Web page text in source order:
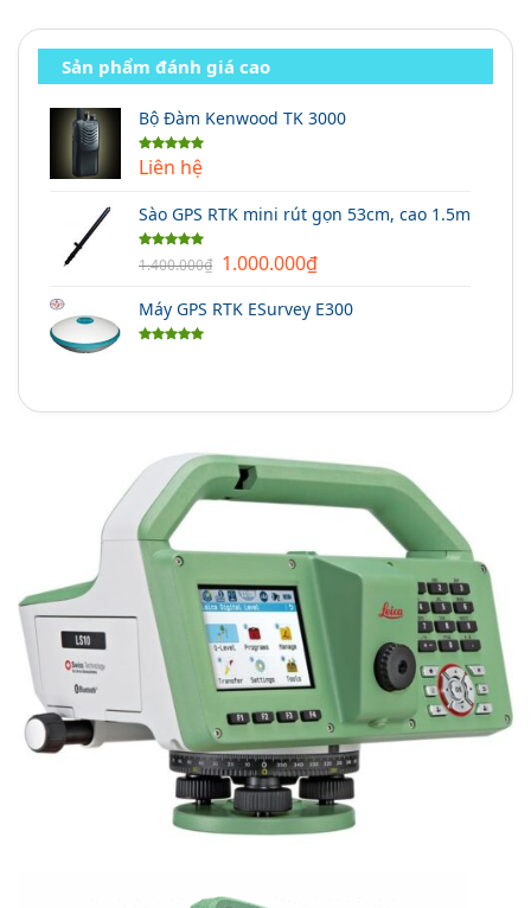
Sản phẩm đánh giá cao
Bộ Đàm Kenwood TK 3000
Được xếp
hạng5.00
Liên hệ
Sào GPS RTK mini rút gọn 53cm, cao 1.5m
Được xếp
hạng5.00
1.400.000₫ Giá
là:
1.000.000₫Giá
tại
Máy GPS RTK ESurvey E300